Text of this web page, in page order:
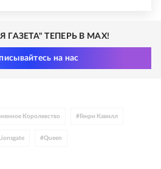
ТЕПЕРЬ В MAX!
на нас
Королевство # Генри Кавилл
Lionsgate #Queen